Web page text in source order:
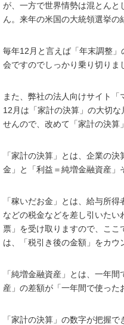
が、一方で世界情勢は混とん
ん。来年の米国の大統領選挙の
毎年12月と言えば「年末調整
会ですのでしっかり乗り切りま
また、弊社の法人向けサイト「
12月は「家計の決算」の大切
せんので、改めて「家計の決算
「家計の決算」とは、企業の
金」と「利益＝純増金融資産」
「稼いだお金」とは、給与所
などの税金などを差し引いた
票」を受け取りますので、こ
は、「税引き後の金額」をカウ
「純増金融資産」とは、一年
産」の差額が「一年間で使った
「家計の決算」の数字が把握